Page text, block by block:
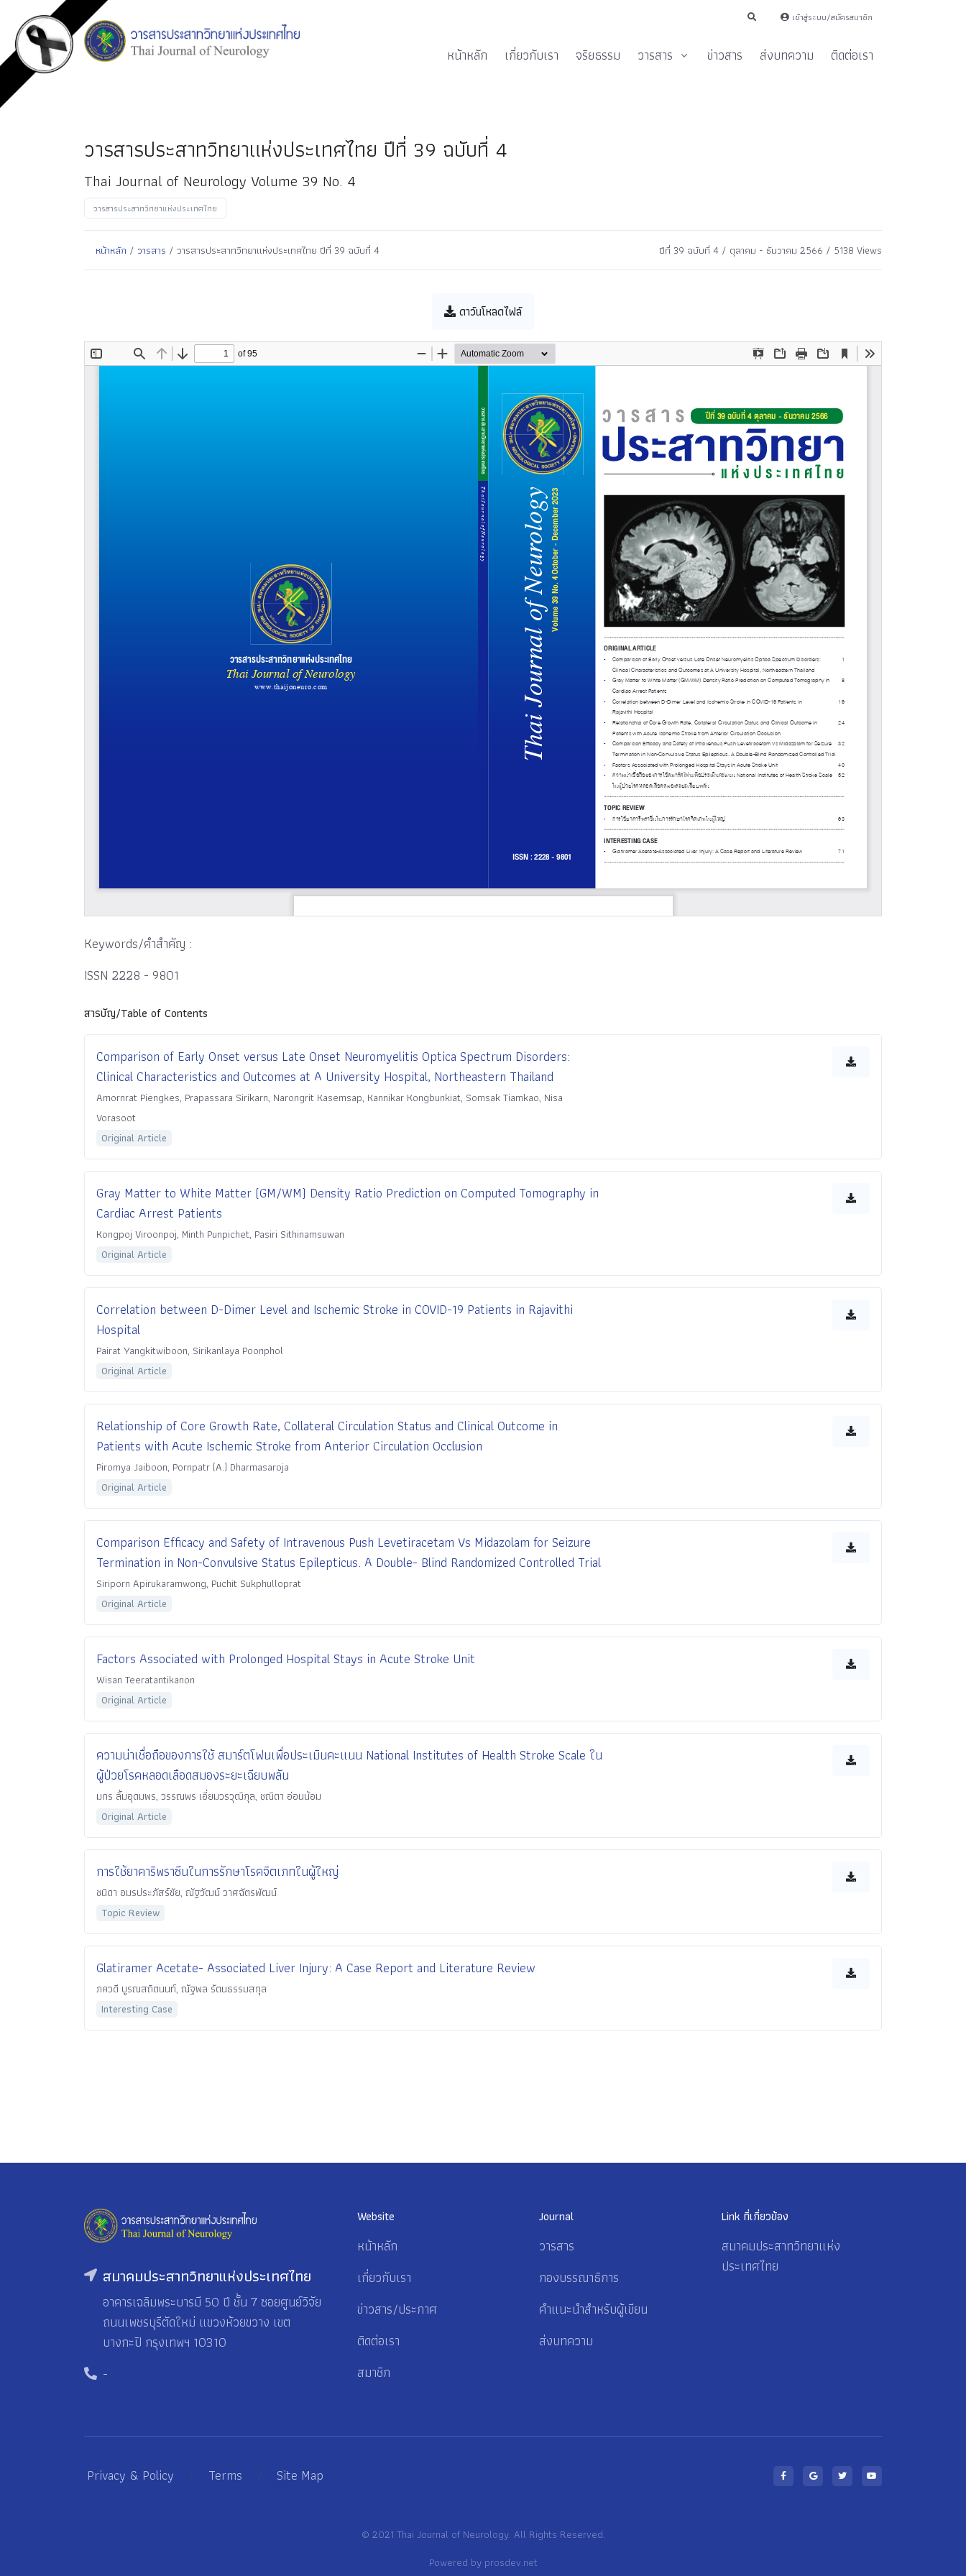
เข้าสู่ระบบ/สมัครสมาชิก
หน้าหลัก เกี่ยวกับเรา จริยธรรม วารสาร ข่าวสาร ส่งบทความ ติดต่อเรา
วารสารประสาทวิทยาแห่งประเทศไทย ปีที่ 39 ฉบับที่ 4
Thai Journal of Neurology Volume 39 No. 4
วารสารประสาทวิทยาแห่งประเทศไทย
หน้าหลัก / วารสาร / วารสารประสาทวิทยาแห่งประเทศไทย ปีที่ 39 ฉบับที่ 4 ปีที่ 39 ฉบับที่ 4 / ตุลาคม - ธันวาคม 2566 / 5138 Views
ดาว์นโหลดไฟล์
Keywords/คำสำคัญ :
ISSN 2228 - 9801
สารบัญ/Table of Contents
Comparison of Early Onset versus Late Onset Neuromyelitis Optica Spectrum Disorders:
Clinical Characteristics and Outcomes at A University Hospital, Northeastern Thailand
Amornrat Piengkes, Prapassara Sirikarn, Narongrit Kasemsap, Kannikar Kongbunkiat, Somsak Tiamkao, Nisa
Vorasoot
Original Article
Gray Matter to White Matter (GM/WM) Density Ratio Prediction on Computed Tomography in
Cardiac Arrest Patients
Kongpoj Viroonpoj, Minth Punpichet, Pasiri Sithinamsuwan
Original Article
Correlation between D-Dimer Level and Ischemic Stroke in COVID-19 Patients in Rajavithi
Hospital
Pairat Yangkitwiboon, Sirikanlaya Poonphol
Original Article
Relationship of Core Growth Rate, Collateral Circulation Status and Clinical Outcome in
Patients with Acute Ischemic Stroke from Anterior Circulation Occlusion
Piromya Jaiboon, Pornpatr (A.) Dharmasaroja
Original Article
Comparison Efficacy and Safety of Intravenous Push Levetiracetam Vs Midazolam for Seizure
Termination in Non-Convulsive Status Epilepticus. A Double- Blind Randomized Controlled Trial
Siriporn Apirukaramwong, Puchit Sukphulloprat
Original Article
Factors Associated with Prolonged Hospital Stays in Acute Stroke Unit
Wisan Teeratantikanon
Original Article
ความน่าเชื่อถือของการใช้ สมาร์ตโฟนเพื่อประเมินคะแนน National Institutes of Health Stroke Scale ใน
ผู้ป่วยโรคหลอดเลือดสมองระยะเฉียบพลัน
มกร ลิ้มอุดมพร, วรรณพร เอี่ยมวรวุฒิกุล, ชณิตา อ่อนน้อม
Original Article
การใช้ยาคาริพราซีนในการรักษาโรคจิตเภทในผู้ใหญ่
ชนิดา อมรประภัสร์ชัย, ณัฐวัฒน์ วาศฉัตรพัฒน์
Topic Review
Glatiramer Acetate- Associated Liver Injury: A Case Report and Literature Review
ภควดี บูรณสถิตนนท์, ณัฐพล รัตนธรรมสกุล
Interesting Case
สมาคมประสาทวิทยาแห่งประเทศไทย
อาคารเฉลิมพระบารมี 50 ปี ชั้น 7 ซอยศูนย์วิจัย
ถนนเพชรบุรีตัดใหม่ แขวงห้วยขวาง เขต
บางกะปิ กรุงเทพฯ 10310
-
Website
หน้าหลัก
เกี่ยวกับเรา
ข่าวสาร/ประกาศ
ติดต่อเรา
สมาชิก
Journal
วารสาร
กองบรรณาธิการ
คำแนะนำสำหรับผู้เขียน
ส่งบทความ
Link ที่เกี่ยวข้อง
สมาคมประสาทวิทยาแห่ง
ประเทศไทย
Privacy & Policy / Terms / Site Map
© 2021 Thai Journal of Neurology. All Rights Reserved.
Powered by prosdev.net